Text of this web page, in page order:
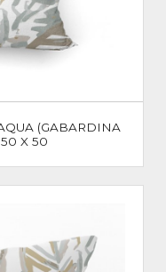
(GABARDINA
X 50